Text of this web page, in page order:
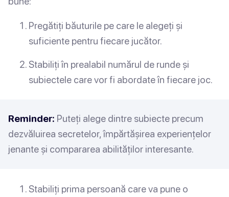
Pregătiți băuturile pe care le alegeți și
suficiente pentru fiecare jucător.
Stabiliți în prealabil numărul de runde și
subiectele care vor fi abordate în fiecare joc.
Reminder: Puteți alege dintre subiecte precum
dezvăluirea secretelor, împărtășirea experiențelor
jenante și compararea abilităților interesante.
Stabiliți prima persoană care va pune o